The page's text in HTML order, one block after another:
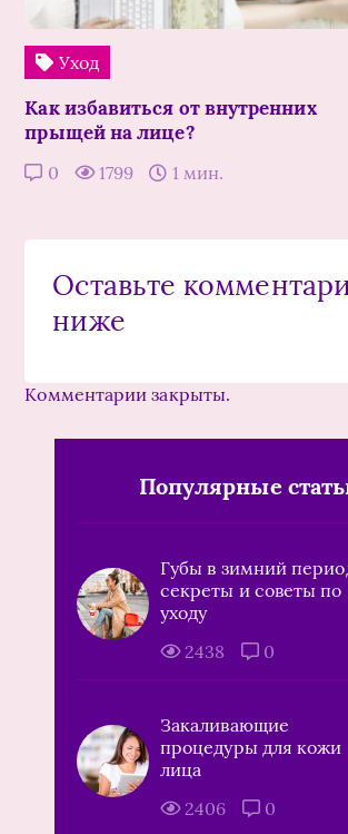
Уход
Как избавиться от внутренних
прыщей на лице?
0 1799 1 мин.
Оставьте
ниже
Комментарии закрыты.
Популярные
Губы в зимний
секреты и советы по
уходу
2438
0
Закаливающие
процедуры для кожи
лица
2406
0